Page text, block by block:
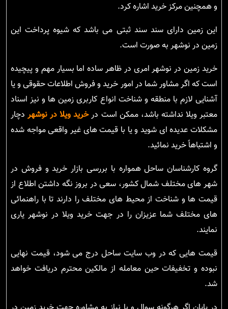
و همچنین مرکز خرید اشاره کرد.
این زمین دارای سند سند ثبتی می باشد که شیوه پرداخت این
زمین در نوشهر به صورت است.
خرید زمین در نوشهر امری در ظاهر ساده اما بسیار مهم و پیچیده
است که اگر مشاور شما در امور خرید و فروش اطلاعات حقوقی و یا
آشنایی لازم با منطقه و شناخت انواع کاربری زمین ها و نیز اسناد
معتبر ویلا نداشته باشد، ممکن است درخرید ویلا در نوشهردچار
مشکلات عدیده ای شوید و یا با قیمت های غیر واقعی مواجه شده
و اشتباهاً خرید نمائید.
گروه کارشناسان ساحل همواره با بررسی بازار خرید و فروش در
شهر های مختلف شمال کشور، سعی در بروز نگه داشتن اطلاع از
قیمت ها و شناخت از محیط های مختلف را دارند تا با راهنمائی
های مختلف شما عزیزان را در جهت خرید ویلا در نوشهر یاری
نمایند.
قیمت هایی که در وب سایت ساحل درج می شود، قیمت نهایی
نبوده و تخفیفات حین معامله از مالکین محترم دریافت خواهد
شد.